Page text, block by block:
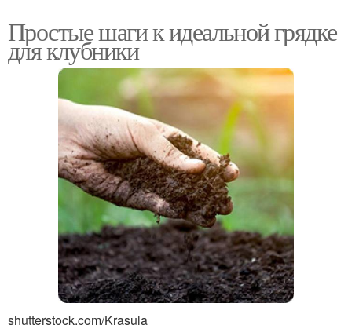
Простые шаги к идеальной грядке
для клубники
shutterstock.com/Krasula